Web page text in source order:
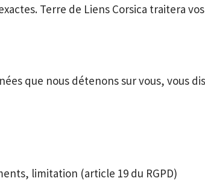
Terre de Liens Corsica traitera
que nous détenons sur vous, vous
limitation (article 19 du RGPD)